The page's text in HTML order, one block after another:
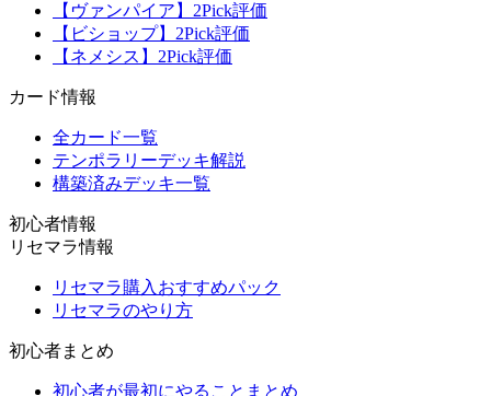
【ヴァンパイア】2Pick評価
【ビショップ】2Pick評価
【ネメシス】2Pick評価
カード情報
全カード一覧
テンポラリーデッキ解説
構築済みデッキ一覧
初心者情報
リセマラ情報
リセマラ購入おすすめパック
リセマラのやり方
初心者まとめ
初心者が最初にやることまとめ